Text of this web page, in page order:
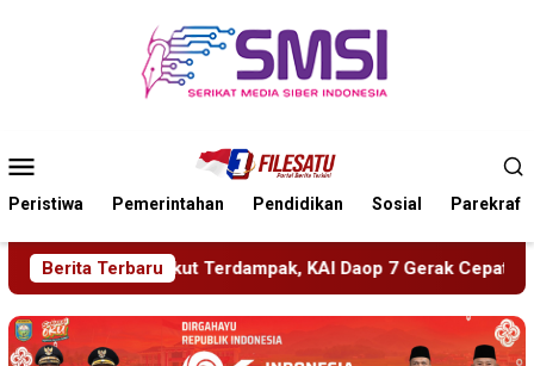
Mobile
Peristiwa Pemerintahan Pendidikan Sosial Parekraf
Berita Terbaru
Daop 7 Gerak Cepat Pulihkan Layanan PMR Wira